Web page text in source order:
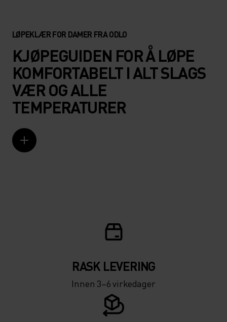
LØPEKLÆR FOR DAMER FRA ODLO
KJØPEGUIDEN FOR Å LØPE
KOMFORTABELT I ALT SLAGS
VÆR OG ALLE
TEMPERATURER
RASK LEVERING
Innen 3–6 virkedager